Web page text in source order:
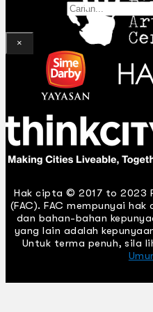
×
Hak cipta © 2017 to 2023
(FAC). FAC mempunyai
dan bahan-bahan
yang lain adalah
Untuk terma penuh, sila